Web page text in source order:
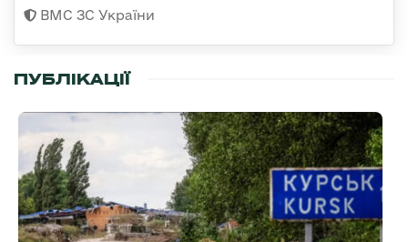
ВМС ЗС України
ПУБЛІКАЦІЇ